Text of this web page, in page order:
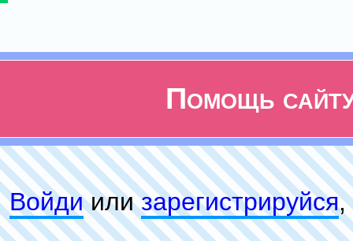
Помощь
Войдиилизарeгиcтpируйся,